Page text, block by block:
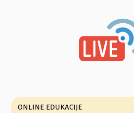
ONLINE EDUKACIJE